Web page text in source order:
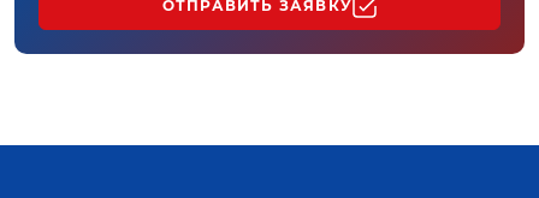
ОТПРАВИТЬ ЗАЯВКУ